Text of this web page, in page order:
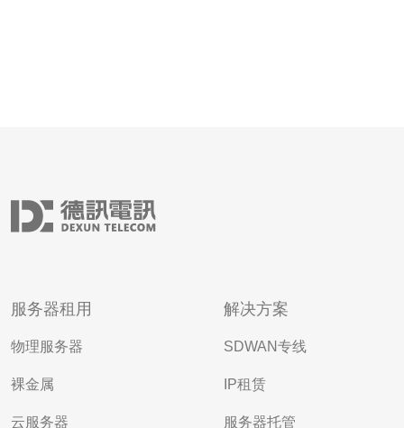
服务器租用
物理服务器
裸金属
云服务器
解决方案
SDWAN专线
IP租赁
服务器托管